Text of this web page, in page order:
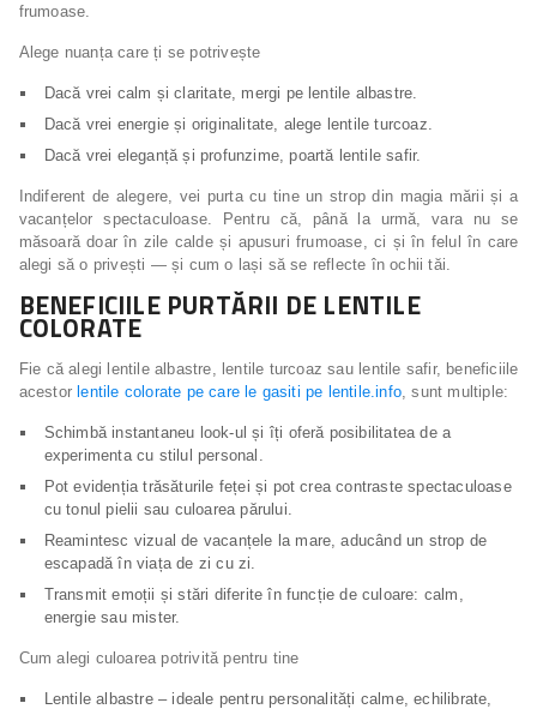
frumoase.
Alege nuanța care ți se potrivește
Dacă vrei calm și claritate, mergi pe lentile albastre.
Dacă vrei energie și originalitate, alege lentile turcoaz.
Dacă vrei eleganță și profunzime, poartă lentile safir.
Indiferent de alegere, vei purta cu tine un strop din magia mării și a
vacanțelor spectaculoase. Pentru că, până la urmă, vara nu se
măsoară doar în zile calde și apusuri frumoase, ci și în felul în care
alegi să o privești — și cum o lași să se reflecte în ochii tăi.
BENEFICIILE PURTĂRII DE LENTILE
COLORATE
Fie că alegi lentile albastre, lentile turcoaz sau lentile safir, beneficiile
acestor lentile colorate pe care le gasiti pe lentile.info, sunt multiple:
Schimbă instantaneu look-ul și îți oferă posibilitatea de a
experimenta cu stilul personal.
Pot evidenția trăsăturile feței și pot crea contraste spectaculoase
cu tonul pielii sau culoarea părului.
Reamintesc vizual de vacanțele la mare, aducând un strop de
escapadă în viața de zi cu zi.
Transmit emoții și stări diferite în funcție de culoare: calm,
energie sau mister.
Cum alegi culoarea potrivită pentru tine
Lentile albastre – ideale pentru personalități calme, echilibrate,